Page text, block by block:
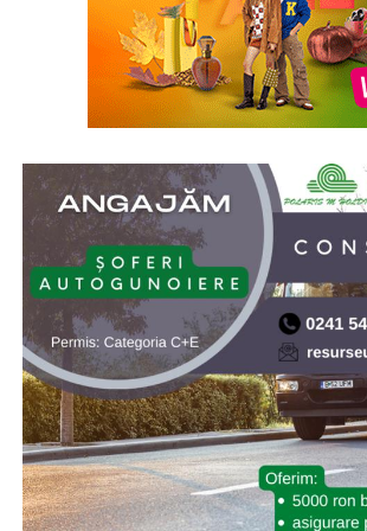
* Acum 21 de ani (2005), prin Hotărârea
902/2005, s-a aprobat înfiinţarea
pentru Studierea Holocaustului din
Wiesel”. Elie (Eliezer) Wiesel (1928-
Holocaustului, scriitor, profesor,
un activist în drepturile omului.
la 10.X.2005, cu ocazia celei de-a doua
„Zilei Holocaustului din România”
* Cu 19 ani în urmă (2007) NASA a
Mars Lander, care ulterior a găsit
apei pe planeta Marte. Phoenix Mars
Phoenix, este o navă-robot dedicată
explorării spațiului, având ca țintă
explorării planetei Marte a sistemului
Misiunea Phoenix a fost lansată cu
2007 și a amartizat în ziua de 25 mai